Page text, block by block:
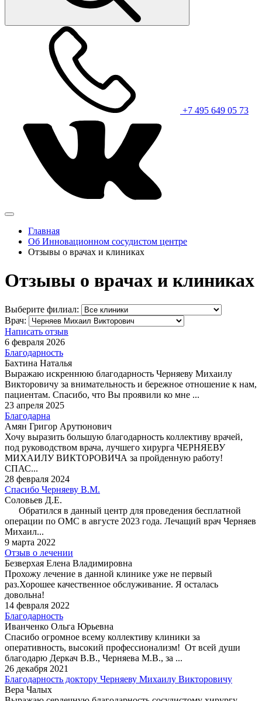
+7 495 649 05 73
Главная
Об Инновационном сосудистом центре
Отзывы о врачах и клиниках
Отзывы о врачах и клиниках
Выберите филиал:
Врач:
Написать отзыв
6 февраля 2026
Благодарность
Бахтина Наталья
Выражаю искреннюю благодарность Черняеву Михаилу
Викторовичу за внимательность и бережное отношение к нам,
пациентам. Спасибо, что Вы проявили ко мне ...
23 апреля 2025
Благодарна
Амян Григор Арутюнович
Хочу выразить большую благодарность коллективу врачей,
под руководством врача, лучшего хирурга ЧЕРНЯЕВУ
МИХАИЛУ ВИКТОРОВИЧА за пройденную работу!
СПАС...
28 февраля 2024
Спасибо Черняеву В.М.
Соловьев Д.Е.
Обратился в данный центр для проведения бесплатной
операции по ОМС в августе 2023 года. Лечащий врач Черняев
Михаил...
9 марта 2022
Отзыв о лечении
Безверхая Елена Владимировна
Прохожу лечение в данной клинике уже не первый
раз.Хорошее качественное обслуживание. Я осталась
довольна!
14 февраля 2022
Благодарность
Иванченко Ольга Юрьевна
Спасибо огромное всему коллективу клиники за
оперативность, высокий профессионализм! От всей души
благодарю Деркач В.В., Черняева М.В., за ...
26 декабря 2021
Благодарность доктору Черняеву Михаилу Викторовичу
Вера Чалых